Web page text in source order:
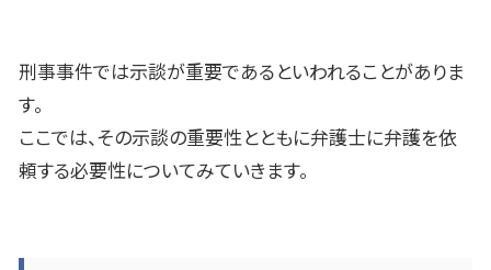
刑事事件では示談が重要であるといわれることがありま
す。
ここでは、その示談の重要性とともに弁護士に弁護を依
頼する必要性についてみていきます。